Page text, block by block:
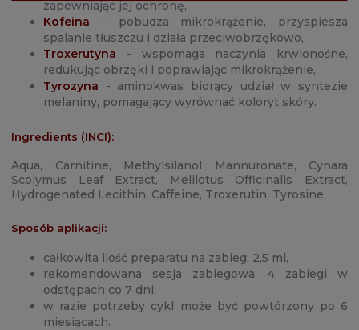
zapewniając jej ochronę,
Kofeina
- pobudza mikrokrążenie, przyspiesza
spalanie tłuszczu i działa przeciwobrzękowo,
Troxerutyna - wspomaga naczynia krwionośne,
redukując obrzęki i poprawiając mikrokrążenie,
Tyrozyna - aminokwas biorący udział w syntezie
melaniny, pomagający wyrównać koloryt skóry.
Ingredients (INCI):
Aqua, Carnitine, Methylsilanol Mannuronate, Cynara
Scolymus Leaf Extract, Melilotus Officinalis Extract,
Hydrogenated Lecithin, Caffeine, Troxerutin, Tyrosine.
Sposób aplikacji:
całkowita ilość preparatu na zabieg: 2,5 ml,
rekomendowana sesja zabiegowa: 4 zabiegi w
odstępach co 7 dni,
w razie potrzeby cykl może być powtórzony po 6
miesiącach.